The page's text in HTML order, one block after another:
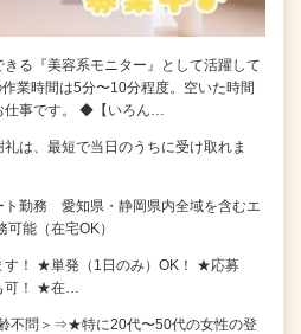
る『美容系モニター』として活躍して
業時間は5分〜10分程度。空いた時間
仕事です。 ◆【いろん…
は、最短で当日のうちに受け取れま
勤務 愛知県・静岡県内全域を含むエ
可能（在宅OK）
す！ ★単発（1日のみ）OK！ ★応募
可！ ★在…
不問＞⇒★特に20代〜50代の女性の登